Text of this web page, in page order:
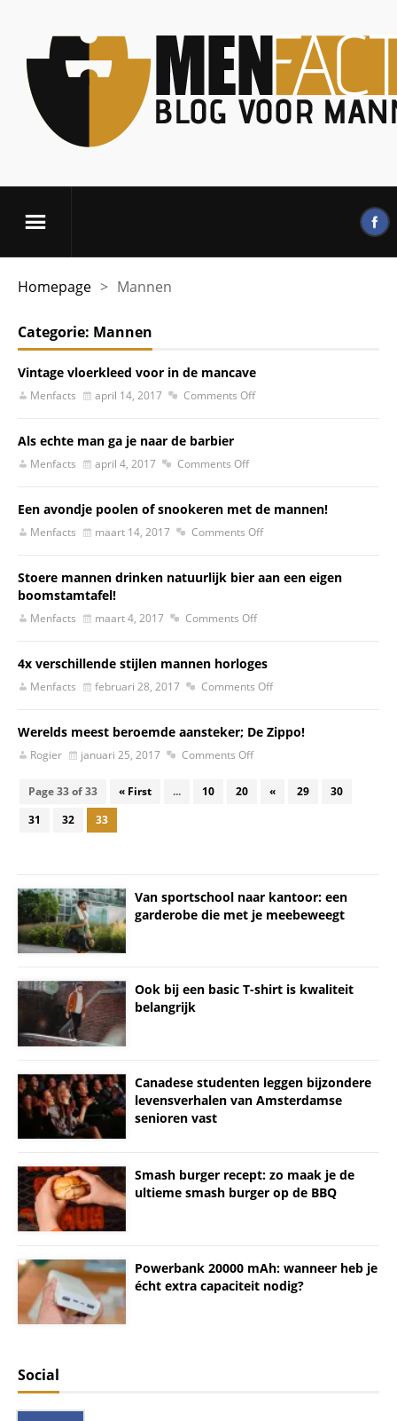
Homepage > Mannen
Categorie: Mannen
Vintage vloerkleed voor in de mancave
Menfacts april 14, 2017 Comments Off
Als echte man ga je naar de barbier
Menfacts april 4, 2017 Comments Off
Een avondje poolen of snookeren met de mannen!
Menfacts maart 14, 2017 Comments Off
Stoere mannen drinken natuurlijk bier aan een eigen
boomstamtafel!
Menfacts maart 4, 2017 Comments Off
4x verschillende stijlen mannen horloges
Menfacts februari 28, 2017 Comments Off
Werelds meest beroemde aansteker; De Zippo!
Rogier januari 25, 2017 Comments Off
Page 33 of 33 « First ... 10 20 « 29
30
31
32 33
Van sportschool naar kantoor: een
garderobe die met je meebeweegt
Ook bij een basic T-shirt is kwaliteit
belangrijk
Canadese studenten leggen bijzondere
levensverhalen van Amsterdamse
senioren vast
Smash burger recept: zo maak je de
ultieme smash burger op de BBQ
Powerbank 20000 mAh: wanneer heb je
écht extra capaciteit nodig?
Social